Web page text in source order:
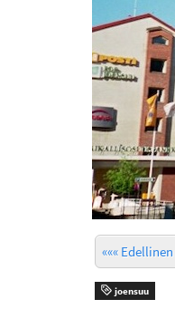
««« Edellinen
joensuu